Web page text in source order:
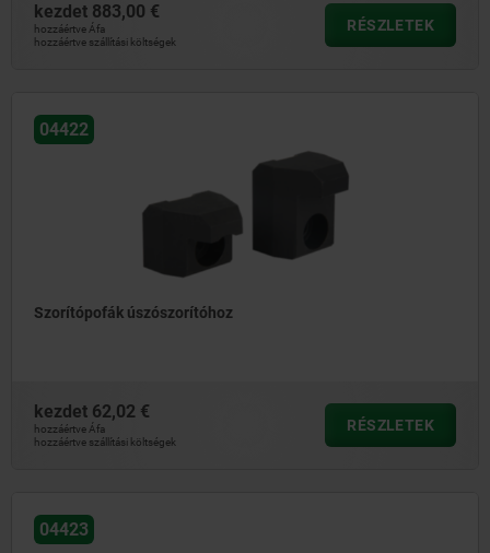
kezdet 883,00 €
hozzáértve Áfa
hozzáértve szállítási költségek
RÉSZLETEK
04422
Szorítópofák úszószorítóhoz
kezdet 62,02 €
hozzáértve Áfa
hozzáértve szállítási költségek
RÉSZLETEK
04423